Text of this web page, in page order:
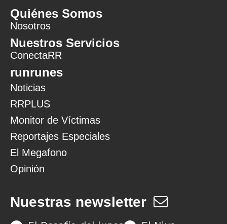
Quiénes Somos
Nosotros
Nuestros Servicios
ConectaRR
runrunes
Noticias
RRPLUS
Monitor de Víctimas
Reportajes Especiales
El Megafono
Opinión
Nuestras newsletter